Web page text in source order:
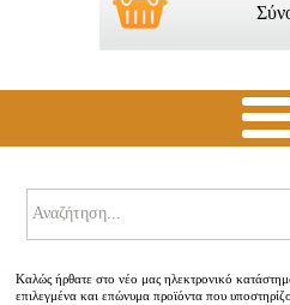
Αντιπροσωπείες
Εμπορικοί συνεργάτες
Καλώς ήρθατε στο νέο μας ηλεκτρονικό
επιλεγμένα και επώνυμα προϊόντα που